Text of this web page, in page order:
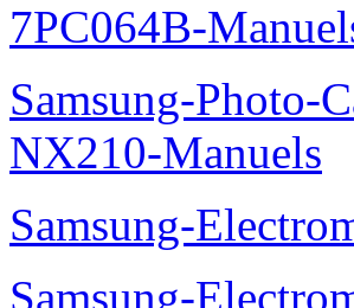
7PC064B-
Samsung-Photo-
NX210-Manuels
Samsung-
Samsung-